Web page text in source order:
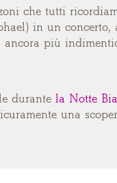
che tutti
in un
più
durante la Notte
una